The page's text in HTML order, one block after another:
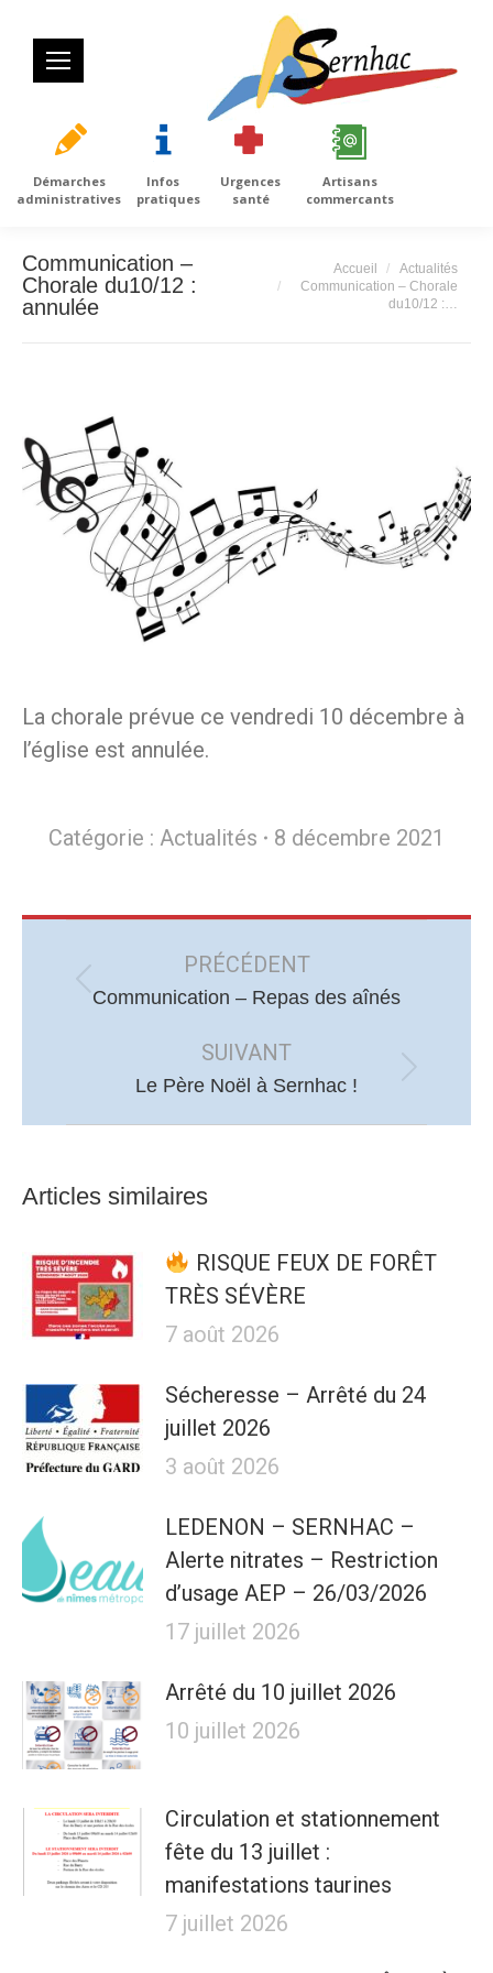
Démarches
administratives
Infos
pratiques
Urgences
santé
Artisans
commercants
Communication –
Chorale du10/12 :
annulée
Vous êtes ici :
Accueil
Actualités
Communication – Chorale
du10/12 :…
La chorale prévue ce vendredi 10 décembre à
l’église est annulée.
Catégorie : Actualités 8 décembre 2021
PRÉCÉDENT
Article
:
Communication – Repas des aînés
SUIVANT
Article
Le Père Noël à Sernhac !
Articles similaires
RISQUE FEUX DE FORÊT
TRÈS SÉVÈRE
7 août 2026
Sécheresse – Arrêté du 24
juillet 2026
3 août 2026
LEDENON – SERNHAC –
Alerte nitrates – Restriction
d’usage AEP – 26/03/2026
17 juillet 2026
Arrêté du 10 juillet 2026
10 juillet 2026
Circulation et stationnement
fête du 13 juillet :
manifestations taurines
7 juillet 2026